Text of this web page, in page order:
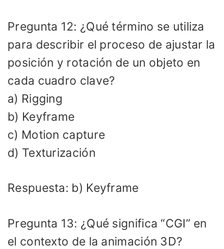
Pregunta 12: ¿Qué término se utiliza
para describir el proceso de ajustar la
posición y rotación de un objeto en
cada cuadro clave?
a) Rigging
b) Keyframe
c) Motion capture
d) Texturización
Respuesta: b) Keyframe
Pregunta 13: ¿Qué significa “CGI” en
el contexto de la animación 3D?